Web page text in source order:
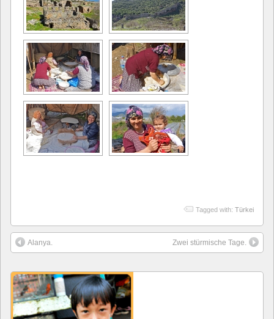
Tagged with: Türkei
Alanya. Zwei stürmische Tage.